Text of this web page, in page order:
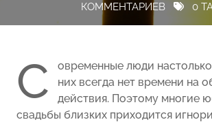
КОММЕНТАРИЕВ
0
С
овременные люди настолько
них всегда нет времени на
действия. Поэтому многие
свадьбы близких приходится